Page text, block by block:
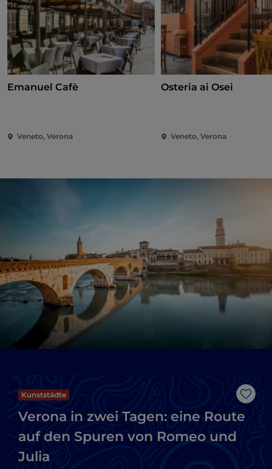
Emanuel Cafè
Veneto, Verona
Osteria ai Osei
Veneto, Verona
Like
Kunststädte
Verona in zwei Tagen: eine Route
auf den Spuren von Romeo und
Julia